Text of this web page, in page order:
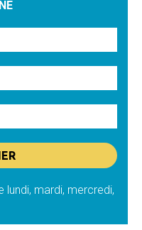
lundi, mardi, mercredi,